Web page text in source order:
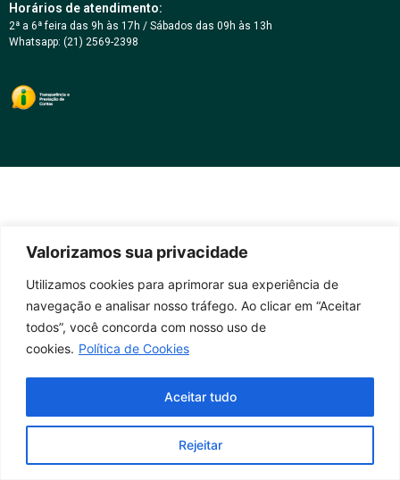
Valorizamos sua privacidade
Utilizamos cookies para aprimorar sua experiência de
navegação e analisar nosso tráfego. Ao clicar em “Aceitar
todos”, você concorda com nosso uso de
cookies. Política de Cookies
Rejeitar
Aceitar tudo
Horários de atendimento:
2ª a 6ª feira das 9h às 17h / Sábados das 09h às 13h
Whatsapp: (21) 2569-2398